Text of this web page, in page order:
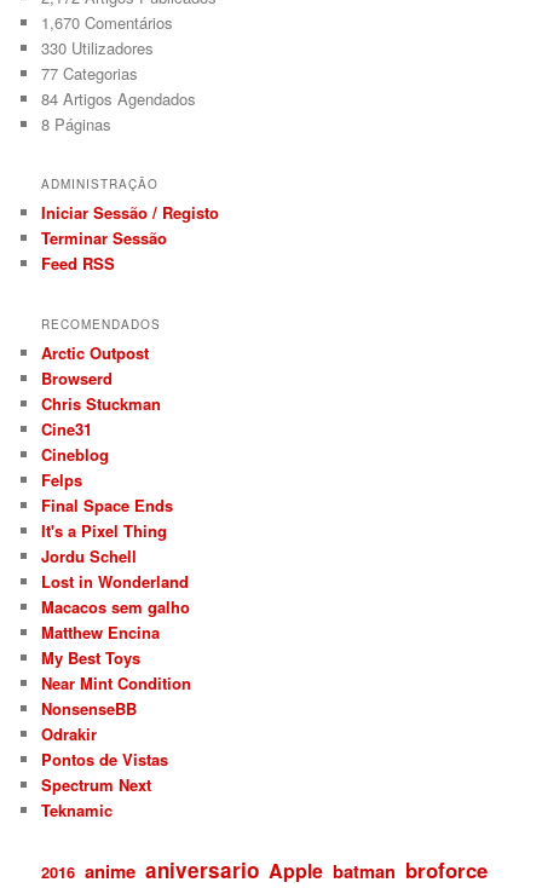
1,670 Comentários
330 Utilizadores
77 Categorias
84 Artigos Agendados
8 Páginas
ADMINISTRAÇÃO
Iniciar Sessão / Registo
Terminar Sessão
Feed RSS
RECOMENDADOS
Arctic Outpost
Browserd
Chris Stuckman
Cine31
Cineblog
Felps
Final Space Ends
It's a Pixel Thing
Jordu Schell
Lost in Wonderland
Macacos sem galho
Matthew Encina
My Best Toys
Near Mint Condition
NonsenseBB
Odrakir
Pontos de Vistas
Spectrum Next
Teknamic
2016 anime aniversario Apple batman broforce